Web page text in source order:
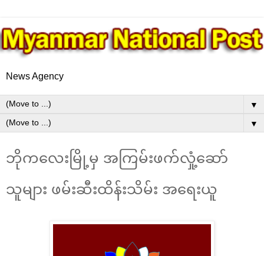
News Agency
▼
▼
ဘိုကလေးမြို့မှ အကြမ်းဖက်လှုံ့ဆော်
သူများ ဖမ်းဆီးထိန်းသိမ်း အရေးယူ